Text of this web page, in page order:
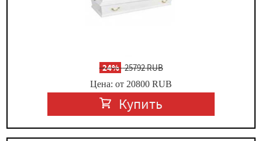
-24%25792 RUB
Цена: от 20800 RUB
Купить